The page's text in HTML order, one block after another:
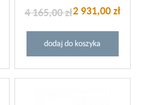
2 931,00 zł
4 165,00 zł
dodaj do koszyka